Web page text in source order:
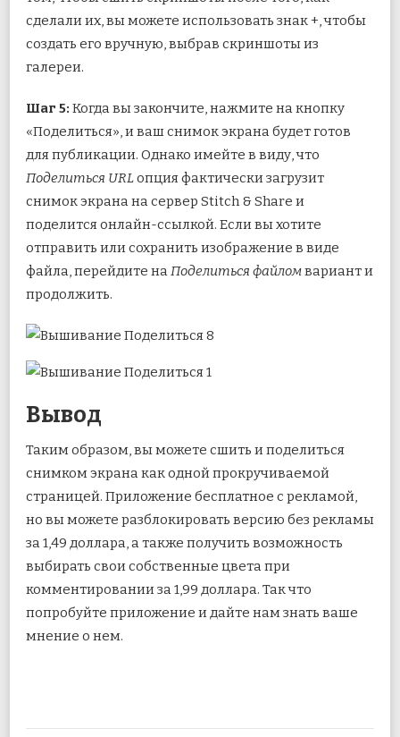
сделали их, вы можете использовать знак +, чтобы
создать его вручную, выбрав скриншоты из
галереи.
Шаг 5: Когда вы закончите, нажмите на кнопку
«Поделиться», и ваш снимок экрана будет готов
для публикации. Однако имейте в виду, что
Поделиться URLопция фактически загрузит
снимок экрана на сервер Stitch & Share и
поделится онлайн-ссылкой. Если вы хотите
отправить или сохранить изображение в виде
файла, перейдите на Поделиться файломвариант и
продолжить.
Вывод
Таким образом, вы можете сшить и поделиться
снимком экрана как одной прокручиваемой
страницей. Приложение бесплатное с рекламой,
но вы можете разблокировать версию без рекламы
за 1,49 доллара, а также получить возможность
выбирать свои собственные цвета при
комментировании за 1,99 доллара. Так что
попробуйте приложение и дайте нам знать ваше
мнение о нем.